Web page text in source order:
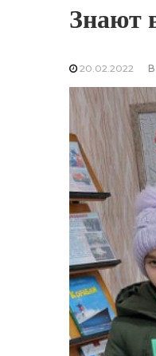
Знают
20.02.2022